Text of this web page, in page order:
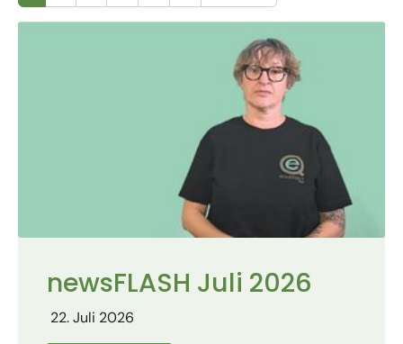
newsFLASH Juli 2026
22. Juli 2026